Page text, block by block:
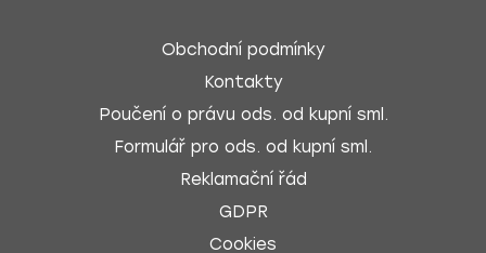
Obchodní podmínky
Kontakty
Poučení o právu ods. od kupní sml.
Formulář pro ods. od kupní sml.
Reklamační řád
GDPR
Cookies